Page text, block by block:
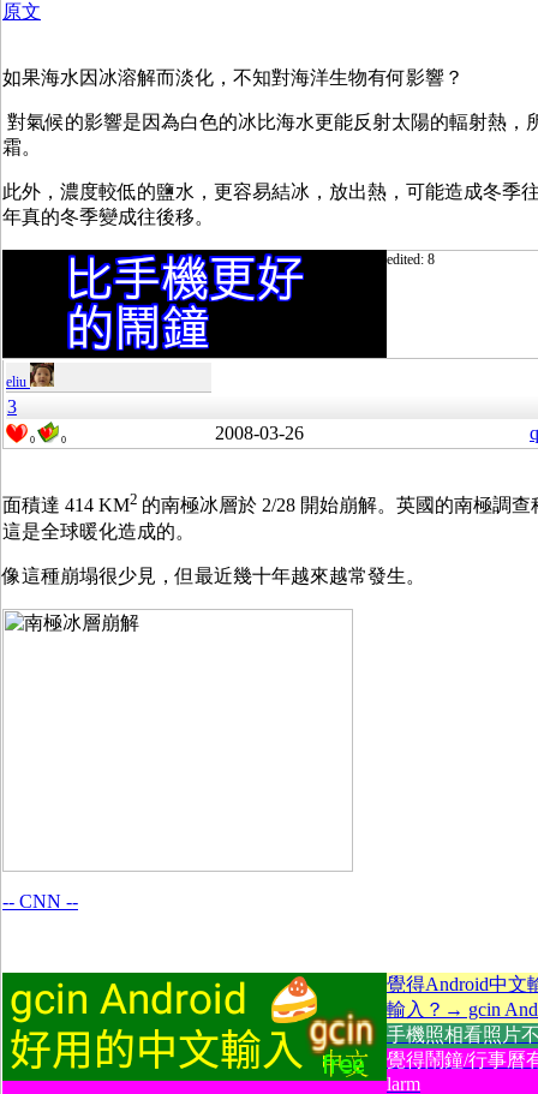
原文
如果海水因冰溶解而淡化，不知對海洋生物有何影響？
對氣候的影響是因為白色的冰比海水更能反射太陽的輻射熱，
霜。
此外，濃度較低的鹽水，更容易結冰，放出熱，可能造成冬季
年真的冬季變成往後移。
edited: 8
eliu
3
0 0 2008-03-26
面積達 414 KM2 的南極冰層於 2/28 開始崩解。英國的南極調查
這是全球暖化造成的。
像這種崩塌很少見，但最近幾十年越來越常發生。
-- CNN --
覺得Android中文
輸入？→ gcin
手機照相看照片
覺得鬧鐘/行事
larm